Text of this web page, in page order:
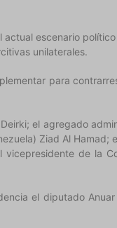
escenario
unilaterales.
para
el agregado
Ziad Al
de la
el diputado